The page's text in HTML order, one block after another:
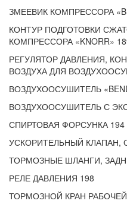
ЗМЕЕВИК КОМПРЕССОРА
КОНТУР ПОДГОТОВКИ
КОМПРЕССОРА «KNORR»
РЕГУЛЯТОР ДАВЛЕНИЯ,
ВОЗДУХА ДЛЯ
ВОЗДУХООСУШИТЕЛЬ
ВОЗДУХООСУШИТЕЛЬ С
СПИРТОВАЯ ФОРСУНКА 194
УСКОРИТЕЛЬНЫЙ КЛАПАН,
ТОРМОЗНЫЕ ШЛАНГИ,
РЕЛЕ ДАВЛЕНИЯ 198
ТОРМОЗНОЙ КРАН